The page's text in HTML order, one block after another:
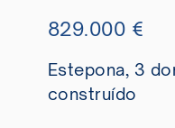
829.000 €
Estepona, 3
construído